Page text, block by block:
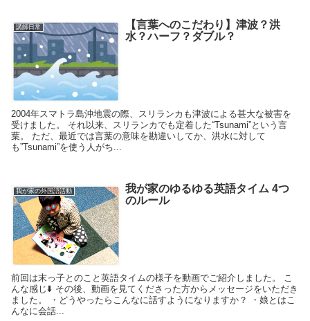
講師日常
【言葉へのこだわり】津波？洪
水？ハーフ？ダブル？
2004年スマトラ島沖地震の際、スリランカも津波による甚大な被害を
受けました。 それ以来、スリランカでも定着した“Tsunami”という言
葉。 ただ、最近では言葉の意味を勘違いしてか、洪水に対して
も”Tsunami”を使う人がち...
我が家の外国語活動
我が家のゆるゆる英語タイム 4つ
のルール
前回は末っ子とのこと英語タイムの様子を動画でご紹介しました。 こ
んな感じ⬇️ その後、動画を見てくださった方からメッセージをいただき
ました。 ・どうやったらこんなに話すようになりますか？ ・娘とはこ
んなに会話...